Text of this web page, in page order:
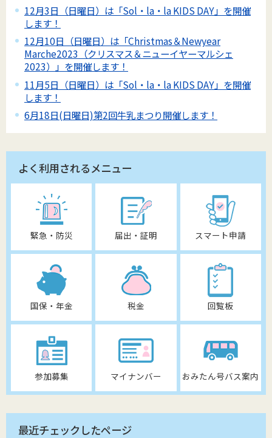
12月3日（日曜日）は「Sol・la・la KIDS DAY」を開催
します！
12月10日（日曜日）は「Christmas＆Newyear
Marche2023（クリスマス＆ニューイヤーマルシェ
2023）」を開催します！
11月5日（日曜日）は「Sol・la・la KIDS DAY」を開催
します！
6月18日(日曜日)第2回牛乳まつり開催します！
よく利用されるメニュー
緊急・防災 届出・証明 スマート申請
国保・年金 税金 回覧板
参加募集 マイナンバー おみたん号バス案内
最近チェックしたページ